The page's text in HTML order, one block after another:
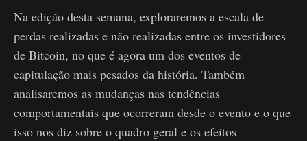
Na edição desta semana, exploraremos a escala de
perdas realizadas e não realizadas entre os investidores
de Bitcoin, no que é agora um dos eventos de
capitulação mais pesados ​​da história. Também
analisaremos as mudanças nas tendências
comportamentais que ocorreram desde o evento e o que
isso nos diz sobre o quadro geral e os efeitos